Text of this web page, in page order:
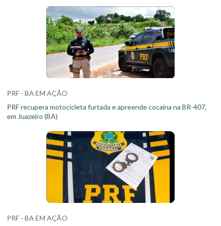
PRF - BA EM AÇÃO
PRF recupera motocicleta furtada e apreende cocaína na BR-407,
em Juazeiro (BA)
PRF - BA EM AÇÃO